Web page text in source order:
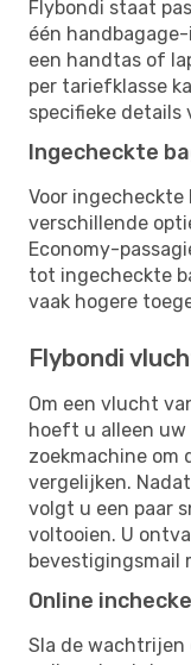
Flybondi staat
één
een handtas of
per tariefklasse
specifieke details
Ingecheckte
Voor ingecheckte
verschillende
Economy-
tot ingecheckte
vaak hogere
Flybondi
Om een ​​vlucht
hoeft u alleen uw
zoekmachine om
vergelijken.
volgt u een paar
voltooien. U
bevestigingsmail
Online
Sla de wachtrijen